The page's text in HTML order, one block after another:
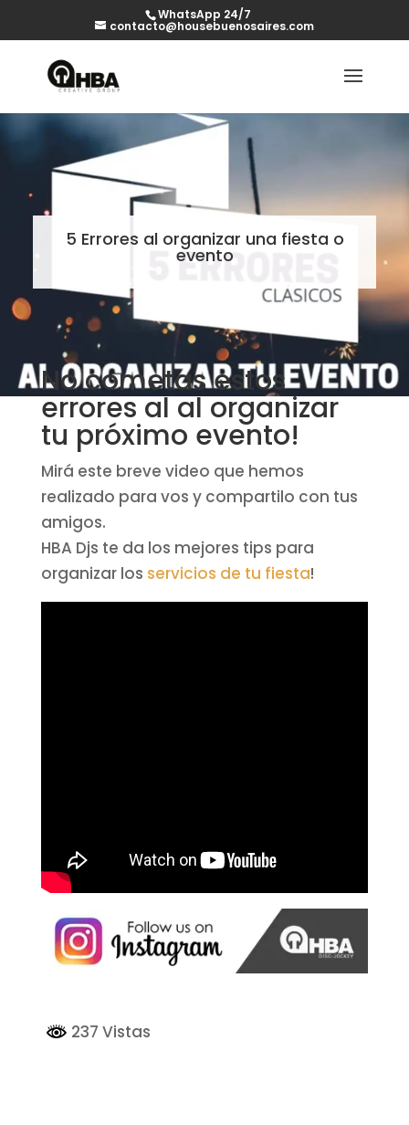
WhatsApp 24/7
contacto@housebuenosaires.com
5 Errores al organizar una fiesta o
evento
No cometas estos
errores al al organizar
tu próximo evento!
Mirá este breve video que hemos
realizado para vos y compartilo con tus
amigos.
HBA Djs te da los mejores tips para
organizar los servicios de tu fiesta!
237 Vistas